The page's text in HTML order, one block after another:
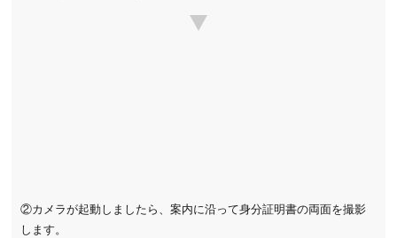
②カメラが起動しましたら、案内に沿って身分証明書の両面を撮影
します。